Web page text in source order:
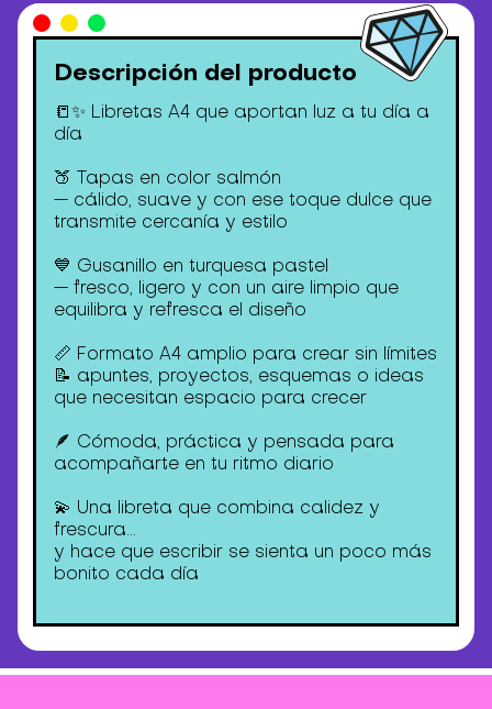
Descripción del producto
📒✨ Libretas A4 que aportan luz a tu día a
día
🍑 Tapas en color salmón
— cálido, suave y con ese toque dulce que
transmite cercanía y estilo
💙 Gusanillo en turquesa pastel
— fresco, ligero y con un aire limpio que
equilibra y refresca el diseño
📏 Formato A4 amplio para crear sin límites
📝 apuntes, proyectos, esquemas o ideas
que necesitan espacio para crecer
🪶 Cómoda, práctica y pensada para
acompañarte en tu ritmo diario
💫 Una libreta que combina calidez y
frescura…
y hace que escribir se sienta un poco más
bonito cada día